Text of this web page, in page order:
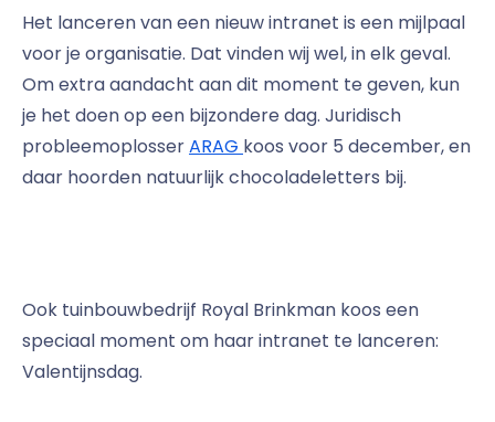
Het lanceren van een nieuw intranet is een mijlpaal
voor je organisatie. Dat vinden wij wel, in elk geval.
Om extra aandacht aan dit moment te geven, kun
je het doen op een bijzondere dag. Juridisch
probleemoplosserARAG koos voor 5 december, en
daar hoorden natuurlijk chocoladeletters bij.
Ook tuinbouwbedrijf Royal Brinkman koos een
speciaal moment om haar intranet te lanceren:
Valentijnsdag.